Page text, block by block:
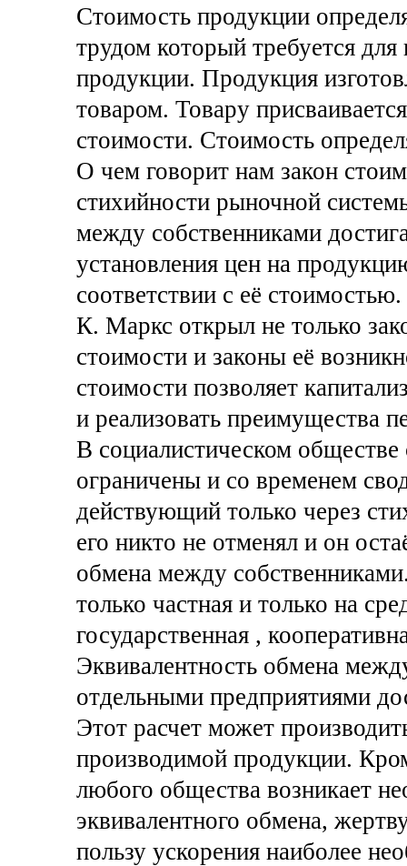
Стоимость продукции
трудом который требуется
продукции. Продукция
товаром. Товару
стоимости. Стоимость
О чем говорит нам закон
стихийности рыночной
между собственниками
установления цен на
соответствии с её стоимостью.
К. Маркс открыл не только
стоимости и законы её
стоимости позволяет
и реализовать преимущества
В социалистическом
ограничены и со временем
действующий только через
его никто не отменял и он
обмена между
только частная и только на
государственная ,
Эквивалентность обмена
отдельными предприятиями
Этот расчет может
производимой продукции.
любого общества возникает
эквивалентного обмена,
пользу ускорения наиболее